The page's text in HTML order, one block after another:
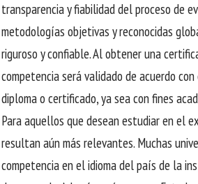
transparencia y fiabilidad del proceso de
metodologías objetivas y reconocidas
riguroso y confiable. Al obtener una
competencia será validado de acuerdo
diploma o certificado, ya sea con fines
Para aquellos que desean estudiar en el
resultan aún más relevantes. Muchas
competencia en el idioma del país de la